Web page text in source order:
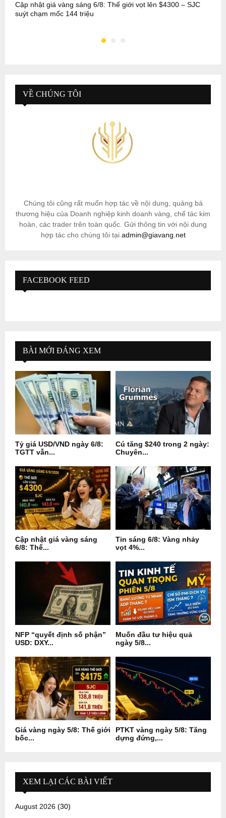
Cập nhật giá vàng sáng 6/8: Thế giới vọt lên $4300 – SJC
suýt chạm mốc 144 triệu
VỀ CHÚNG TÔI
Chúng tôi cũng rất muốn hợp tác về nội dung, quảng bá
thương hiệu của Doanh nghiệp kinh doanh vàng, chế tác kim
hoàn, các trader trên toàn quốc. Gửi thông tin với nội dung
hợp tác cho chúng tôi tại admin@giavang.net
FACEBOOK FEED
BÀI MỚI ĐÁNG XEM
Tỷ giá USD/VND ngày 6/8:
TGTT vẫn...
Cú tăng $240 trong 2 ngày:
Chuyên...
Cập nhật giá vàng sáng
6/8: Thế...
Tin sáng 6/8: Vàng nhảy
vọt 4%...
NFP “quyết định số phận”
USD: DXY...
Muốn đầu tư hiệu quả
ngày 5/8...
Giá vàng ngày 5/8: Thế giới
bốc...
PTKT vàng ngày 5/8: Tăng
dựng đứng,...
XEM LẠI CÁC BÀI VIẾT
August 2026 (30)